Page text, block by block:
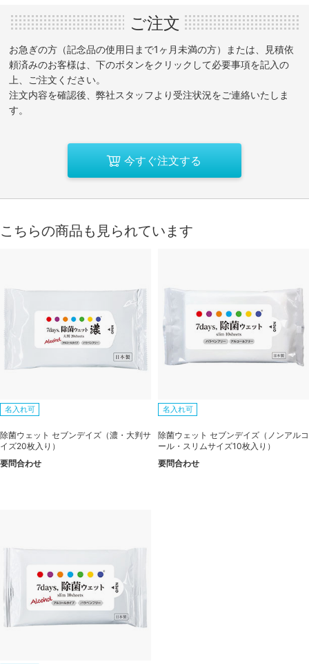
ご注文
お急ぎの方（記念品の使用日まで1ヶ月未満の方）または、見積依
頼済みのお客様は、下のボタンをクリックして必要事項を記入の
上、ご注文ください。
注文内容を確認後、弊社スタッフより受注状況をご連絡いたしま
す。
今すぐ注文する
こちらの商品も見られています
名入れ可
除菌ウェット セブンデイズ（濃・大判サ
イズ20枚入り）
要問合わせ
名入れ可
除菌ウェット セブンデイズ（ノンアルコ
ール・スリムサイズ10枚入り）
要問合わせ